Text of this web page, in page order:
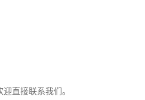
直接联系我们。